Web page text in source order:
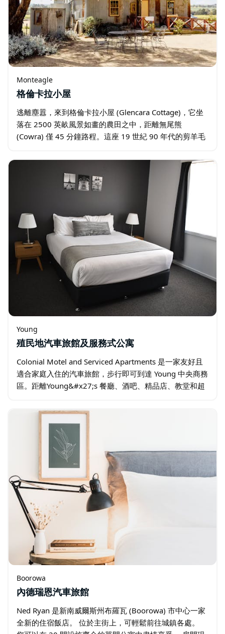
Monteagle
格倫卡拉小屋
逃離塵囂，來到格倫卡拉小屋 (Glencara Cottage)，它坐
落在 2500 英畝風景如畫的農田之中，距離無尾熊
(Cowra) 僅 45 分鐘路程。這座 19 世紀 90 年代的剪羊毛
Young
殖民地汽車旅館及服務式公寓
Colonial Motel and Serviced Apartments 是一家友好且
適合家庭入住的汽車旅館，步行即可到達 Young 中央商務
區。距離Young&#x27;s 餐廳、酒吧、精品店、教堂和超
Boorowa
內德瑞恩汽車旅館
Ned Ryan 是新南威爾斯州布羅瓦 (Boorowa) 市中心一家
全新的住宿飯店。 位於主街上，可輕鬆前往城鎮各處。